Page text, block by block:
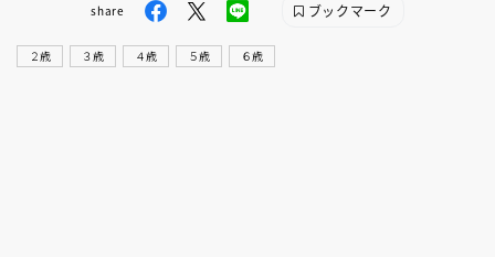
share ブックマーク
２歳 ３歳 ４歳 ５歳 ６歳